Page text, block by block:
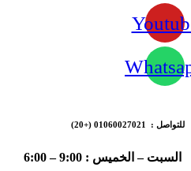
للتواصل : 01060027021 (+20)
السبت – الخميس : 9:00 – 6:00